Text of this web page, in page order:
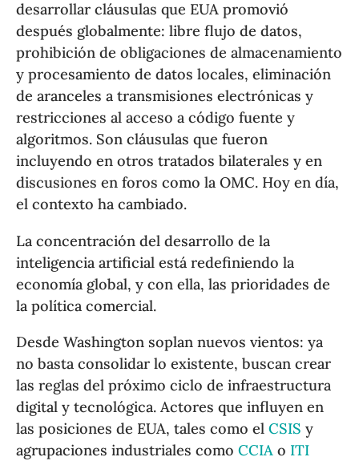
desarrollar cláusulas que EUA promovió
después globalmente: libre flujo de datos,
prohibición de obligaciones de almacenamiento
y procesamiento de datos locales, eliminación
de aranceles a transmisiones electrónicas y
restricciones al acceso a código fuente y
algoritmos. Son cláusulas que fueron
incluyendo en otros tratados bilaterales y en
discusiones en foros como la OMC. Hoy en día,
el contexto ha cambiado.
La concentración del desarrollo de la
inteligencia artificial está redefiniendo la
economía global, y con ella, las prioridades de
la política comercial.
Desde Washington soplan nuevos vientos: ya
no basta consolidar lo existente, buscan crear
las reglas del próximo ciclo de infraestructura
digital y tecnológica. Actores que influyen en
las posiciones de EUA, tales como elCSIS y
agrupaciones industriales comoCCIA o ITI